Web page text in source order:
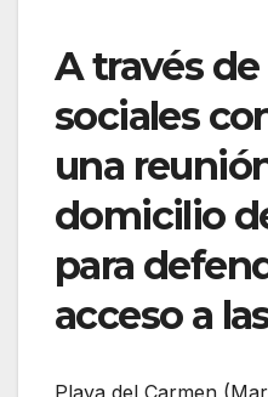
A través
sociales
una
domicilio
para
acceso a